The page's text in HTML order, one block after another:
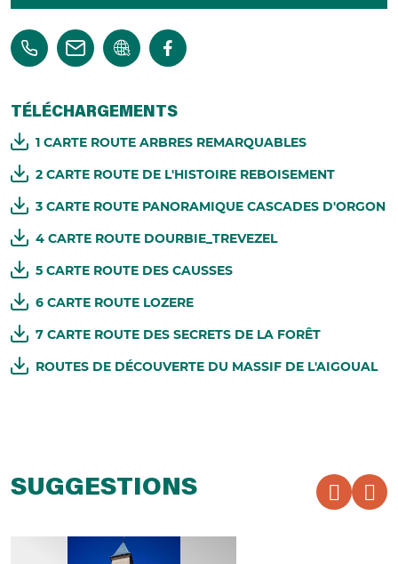
TÉLÉCHARGEMENTS
1 CARTE ROUTE ARBRES REMARQUABLES
2 CARTE ROUTE DE L'HISTOIRE REBOISEMENT
3 CARTE ROUTE PANORAMIQUE CASCADES D'ORGON
4 CARTE ROUTE DOURBIE_TREVEZEL
5 CARTE ROUTE DES CAUSSES
6 CARTE ROUTE LOZERE
7 CARTE ROUTE DES SECRETS DE LA FORÊT
ROUTES DE DÉCOUVERTE DU MASSIF DE L'AIGOUAL
SUGGESTIONS